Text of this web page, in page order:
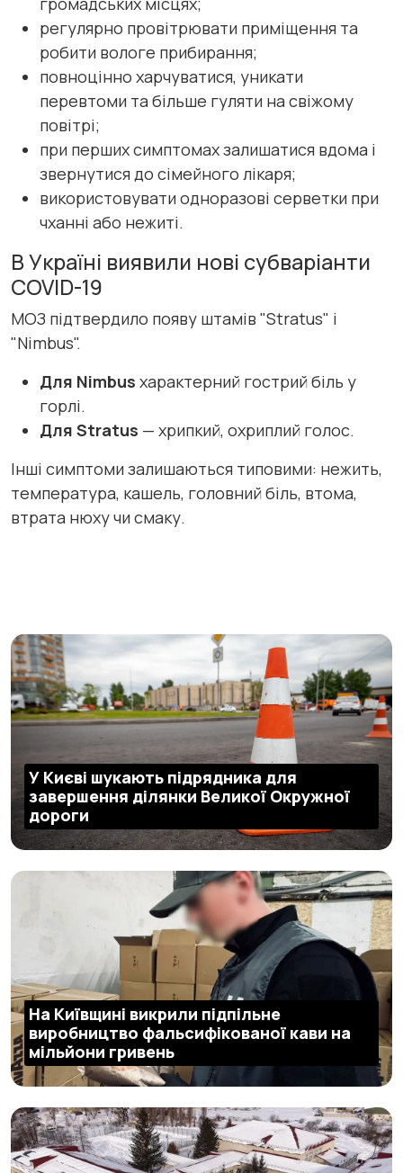
регулярно провітрювати приміщення та
робити вологе прибирання;
повноцінно харчуватися, уникати
перевтоми та більше гуляти на свіжому
повітрі;
при перших симптомах залишатися вдома і
звернутися до сімейного лікаря;
використовувати одноразові серветки при
чханні або нежиті.
В Україні виявили нові субваріанти
COVID-19
МОЗ підтвердило появу штамів "Stratus" і
"Nimbus".
Для Nimbus характерний гострий біль у
горлі.
Для Stratus — хрипкий, охриплий голос.
Інші симптоми залишаються типовими: нежить,
температура, кашель, головний біль, втома,
втрата нюху чи смаку.
У Києві шукають підрядника для
завершення ділянки Великої Окружної
дороги
На Київщині викрили підпільне
виробництво фальсифікованої кави на
мільйони гривень